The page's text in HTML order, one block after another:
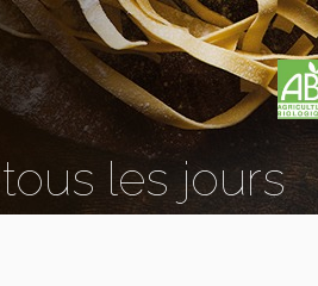
tous les jours